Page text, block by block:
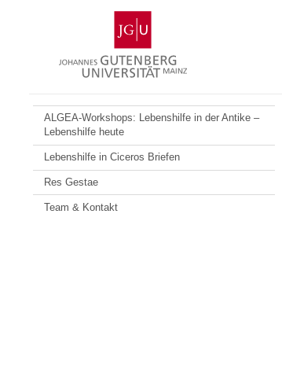
Gutenberg-
Universität
Mainz
ALGEA-Workshops: Lebenshilfe in der Antike –
Lebenshilfe heute
Lebenshilfe in Ciceros Briefen
Res Gestae
Team & Kontakt